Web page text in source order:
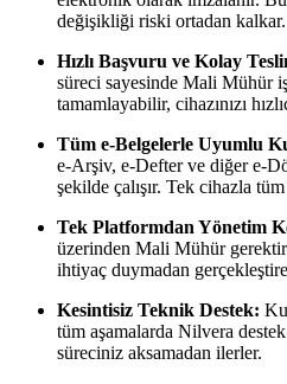
değişikliği riski ortadan kalkar.
Hızlı Başvuru ve Kolay
süreci sayesinde Mali Mühür
tamamlayabilir, cihazınızı
Tüm e-Belgelerle Uyumlu
e-Arşiv, e-Defter ve diğer e-
şekilde çalışır. Tek cihazla
Tek Platformdan Yönetim
üzerinden Mali Mühür
ihtiyaç duymadan
Kesintisiz Teknik Destek:
tüm aşamalarda Nilvera
süreciniz aksamadan ilerler.